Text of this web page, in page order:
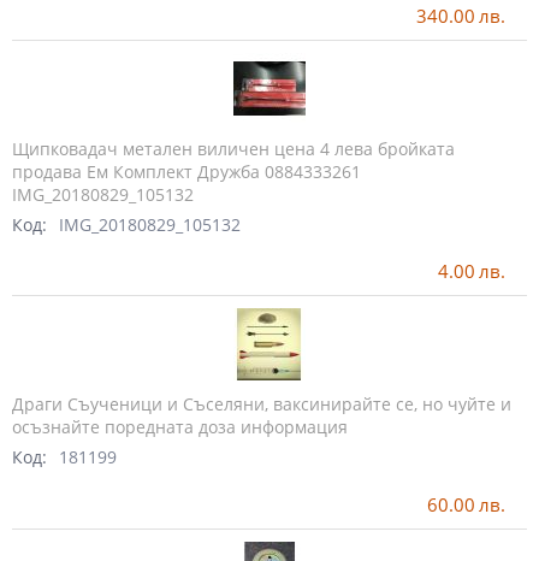
340.00 лв.
Щипковадач метален виличен цена 4 лева бройката
продава Ем Комплект Дружба 0884333261
IMG_20180829_105132
Код:
IMG_20180829_105132
4.00 лв.
Драги Съученици и Съселяни, ваксинирайте се, но чуйте и
осъзнайте поредната доза информация
Код:
181199
60.00 лв.